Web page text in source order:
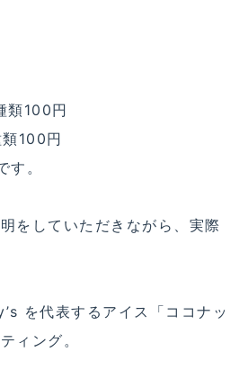
類100円
100円
。
をしていただきながら、実際
を代表するアイス「ココナッ
ィング。